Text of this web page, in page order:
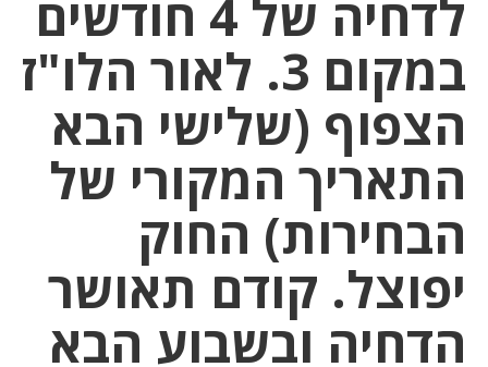
לדחיה של 4 חודשים
במקום 3. לאור הלו"ז
הצפוף (שלישי הבא
התאריך המקורי של
הבחירות) החוק
יפוצל. קודם תאושר
הדחיה ובשבוע הבא